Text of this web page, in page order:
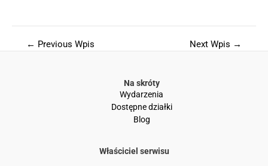
← Previous Wpis Next Wpis →
Na skróty
Wydarzenia
Dostępne działki
Blog
Właściciel serwisu